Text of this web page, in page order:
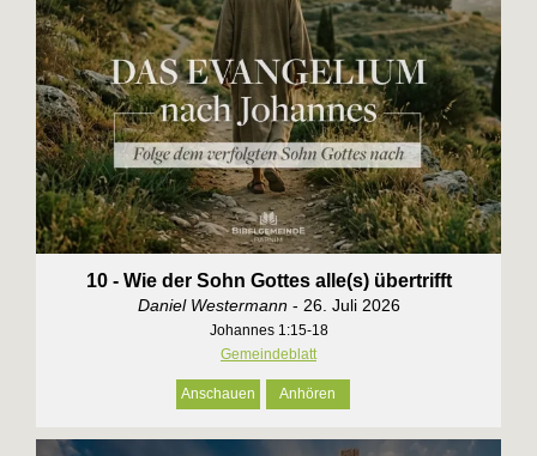
10 - Wie der Sohn Gottes alle(s) übertrifft
Daniel Westermann- 26. Juli 2026
Johannes 1:15-18
Gemeindeblatt
Anschauen Anhören